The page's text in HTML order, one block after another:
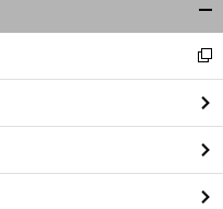
閉
る
新
し
い
ウ
ィ
ン
ド